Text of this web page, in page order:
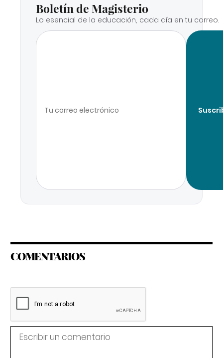
Boletín de Magisterio
Lo esencial de la educación, cada día en tu correo.
COMENTARIOS